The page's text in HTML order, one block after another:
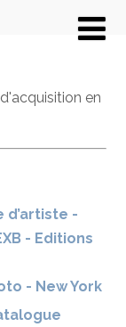
en
d’artiste -
- Editions
- New York